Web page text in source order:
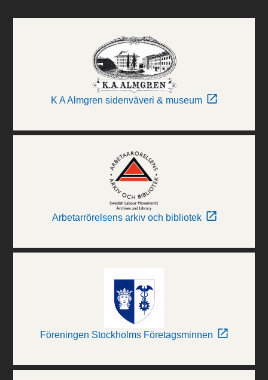
K A Almgren sidenväveri & museum
Arbetarrörelsens arkiv och bibliotek
Föreningen Stockholms Företagsminnen